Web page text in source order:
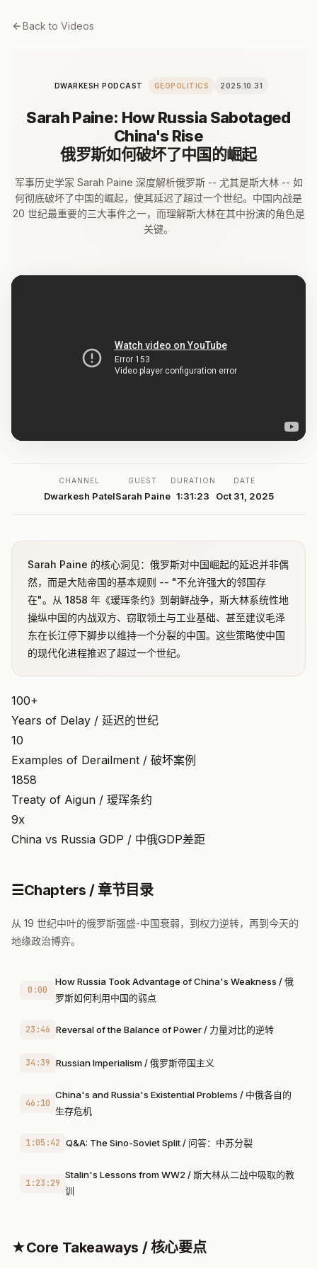
Back to Videos
DWARKESH PODCAST GEOPOLITICS 2025.10.31
Sarah Paine: How Russia Sabotaged
China's Rise
俄罗斯如何破坏了中国的崛起
军事历史学家 Sarah Paine 深度解析俄罗斯 -- 尤其是斯大林 -- 如
何彻底破坏了中国的崛起，使其延迟了超过一个世纪。中国内战是
20 世纪最重要的三大事件之一，而理解斯大林在其中扮演的角色是
关键。
CHANNEL
Dwarkesh Patel
GUEST
Sarah Paine
DURATION
1:31:23
DATE
Oct 31, 2025
Sarah Paine 的核心洞见：俄罗斯对中国崛起的延迟并非偶
然，而是大陆帝国的基本规则 -- "不允许强大的邻国存
在"。从 1858 年《瑷珲条约》到朝鲜战争，斯大林系统性地
操纵中国的内战双方、窃取领土与工业基础、甚至建议毛泽
东在长江停下脚步以维持一个分裂的中国。这些策略使中国
的现代化进程推迟了超过一个世纪。
100+
Years of Delay / 延迟的世纪
10
Examples of Derailment / 破坏案例
1858
Treaty of Aigun / 瑷珲条约
9x
China vs Russia GDP / 中俄GDP差距
☰Chapters / 章节目录
从 19 世纪中叶的俄罗斯强盛-中国衰弱，到权力逆转，再到今天的
地缘政治博弈。
0:00
How Russia Took Advantage of China's Weakness / 俄
罗斯如何利用中国的弱点
23:46 Reversal of the Balance of Power / 力量对比的逆转
34:39 Russian Imperialism / 俄罗斯帝国主义
46:10
China's and Russia's Existential Problems / 中俄各自的
生存危机
1:05:42 Q&A: The Sino-Soviet Split / 问答：中苏分裂
1:23:29
Stalin's Lessons from WW2 / 斯大林从二战中吸取的教
训
★Core Takeaways / 核心要点